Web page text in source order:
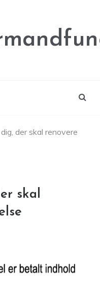
der skal renovere
skal